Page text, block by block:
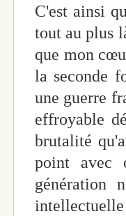
C'est ainsi
tout au plus
que mon
la seconde
une guerre
effroyable
brutalité
point avec
génération